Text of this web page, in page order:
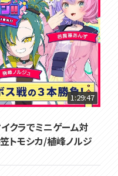
1:29:47
イクラでミニゲーム対
トモシカ/植峰ノルジ